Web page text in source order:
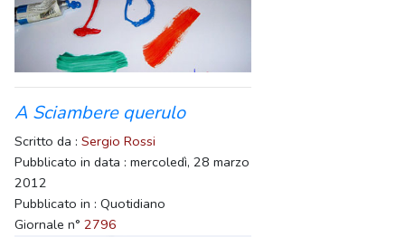
A Sciambere querulo
Scritto da : Sergio Rossi
Pubblicato in data : mercoledì, 28 marzo
2012
Pubblicato in : Quotidiano
Giornale n° 2796